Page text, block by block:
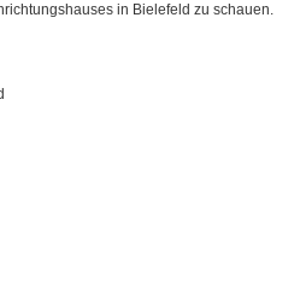
in Bielefeld zu schauen.